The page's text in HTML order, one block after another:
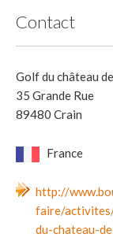
Contact
Golf du château
35 Grande Rue
89480 Crain
France
http://
faire/
du-chateau-